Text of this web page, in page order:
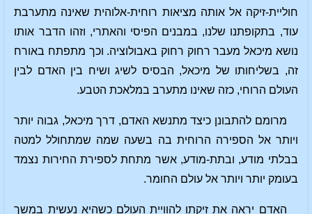
חוליית-זיקה אל אותה מציאות רוחית-אלוהית שאינה מתערבת
עוד, בתקופתנו שלנו, במבנים הפיסי והאתרי, וזהו הדבר אותו
נושא מיכאל מעבר רחוק רחוק באבולוציה. וכך מתפתח באורח
זה, בשליחותו של מיכאל, הבסיס לשיג ושיח בין האדם לבין
העולם הרוחי, כזה שאינו מתערב במלאכת הטבע.
מרומם להתבונן כיצד מתנשא האדם, דרך מיכאל, גבוה יותר
ויותר אל הספירה הרוחית בה בשעה שמה שמתחולל למטה
בבלתי מודע, ובתת-מודע, אשר מתחת לספירת החירות נצמד
בעומק יותר ויותר אל עולם החומר.
האדם יראה את זיקתו להוויית העולם כשהיא נעשית במשך